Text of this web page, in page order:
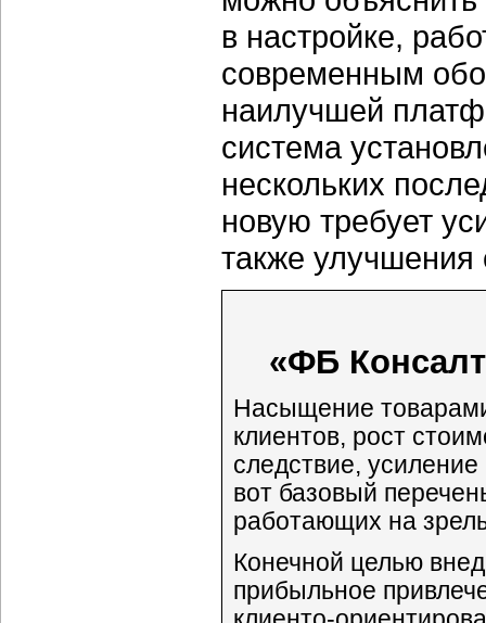
в настройке,
современным
наилучшей
система
нескольких
новую требует
также улучшения
«ФБ
Насыщение
клиентов, рост
следствие,
вот базовый
работающих на
Конечной целью
прибыльное